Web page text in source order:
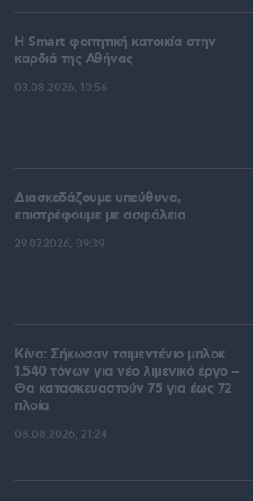
Η Smart φοιτητική κατοικία στην
καρδιά της Αθήνας
03.08.2026, 10:56
Διασκεδάζουμε υπεύθυνα,
επιστρέφουμε με ασφάλεια
29.07.2026, 09:39
Κίνα: Σήκωσαν τσιμεντένιο μπλοκ
1.540 τόνων για νέο λιμενικό έργο –
Θα κατασκευαστούν 75 για έως 72
πλοία
08.08.2026, 21:24